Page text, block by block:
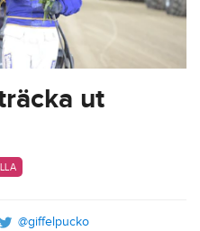
ut
@giffelpucko